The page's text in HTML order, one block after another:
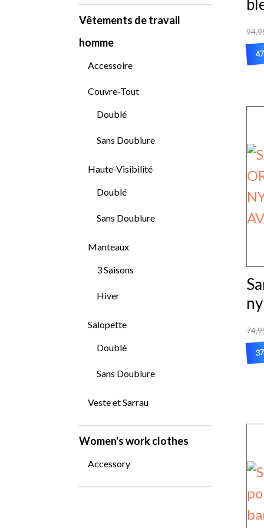
la
du
Vêtements de travail
homme
Accessoire
Couvre-Tout
Doublé
Sans Doublure
Haute-Visibilité
Doublé
Sans Doublure
Manteaux
3 Saisons
Hiver
Salopette
Doublé
Sans Doublure
Veste et Sarrau
Women's work clothes
Accessory